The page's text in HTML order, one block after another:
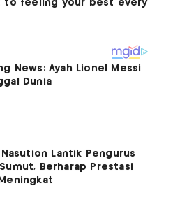
News: Ayah Lionel Messi
Dunia
Lantik Pengurus
Sumut, Berharap Prestasi